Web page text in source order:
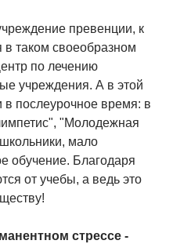
превенции, к
в таком своеобразном
по лечению
учреждения. А в этой
послеурочное время: в
"Молодежная
мало
обучение. Благодаря
от учебы, а ведь это
стрессе -